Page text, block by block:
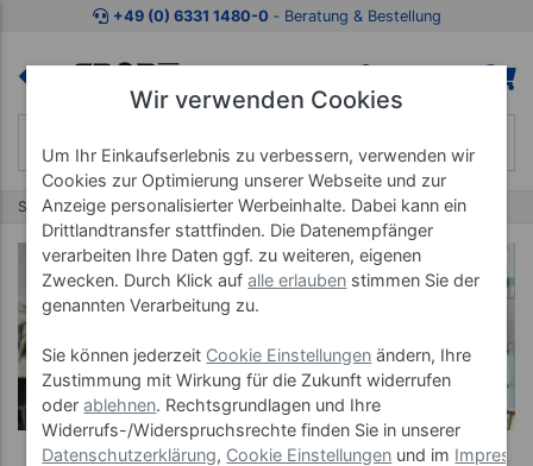
+49 (0) 6331 1480-0 ‐ Beratung & Bestellung
Startseite Karriere
Wir verwenden Cookies
Um Ihr Einkaufserlebnis zu verbessern, verwenden wir
Cookies zur Optimierung unserer Webseite und zur
Anzeige personalisierter Werbeinhalte. Dabei kann ein
Drittlandtransfer stattfinden. Die Datenempfänger
verarbeiten Ihre Daten ggf. zu weiteren, eigenen
Zwecken. Durch Klick aufalle erlauben stimmen Sie der
genannten Verarbeitung zu.
Sie können jederzeit Cookie Einstellungen ändern, Ihre
Zustimmung mit Wirkung für die Zukunft widerrufen
oderablehnen. Rechtsgrundlagen und Ihre
Widerrufs-/Widerspruchsrechte finden Sie in unserer
Datenschutzerklärung, Cookie Einstellungen und im